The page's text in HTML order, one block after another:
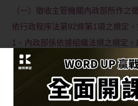
（一）徵收主管機關內政部所作之
依行政程序法第92條第1項之規定，
1、內政部係依據組織法規之規定
之標準執行行政認為之機構，屬行
所稱之行政機關。
2、內政部係根據土地徵收條例，依